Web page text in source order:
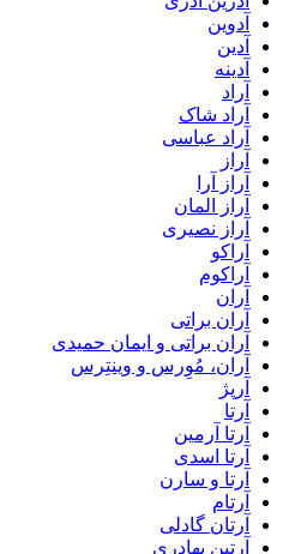
آدوین
آدین
آدینه
آراد
آراد شاک
آراد عباسی
آراز
آراز آرا
آراز المان
آراز نصیری
آراکو
آراکوم
آران
آران براتی
آران براتی و ایمان حمیدی
آران، مُوِرس و وینتِرس
آرپژ
آرتا
آرتا آرمین
آرتا اسدی
آرتا و سارن
آرتام
آرتان گادلی
آرتبن بهادری